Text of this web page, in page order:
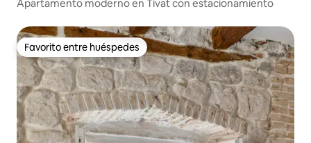
Apartamento moderno en Tivat con estacionamiento
Favorito entre huéspedes
Favorito entre huéspedes